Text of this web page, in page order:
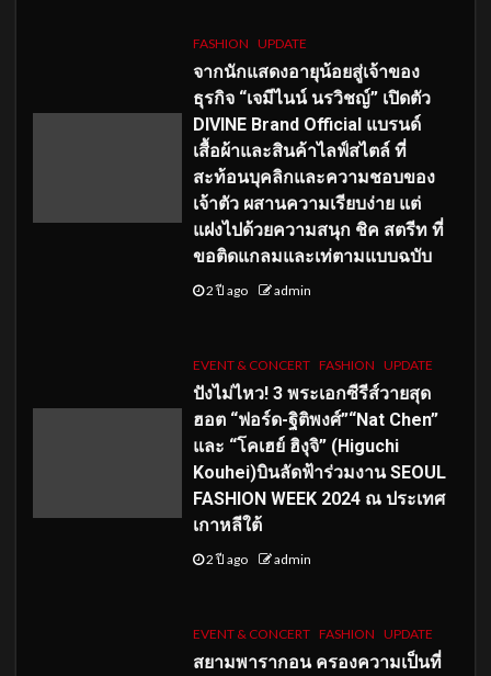
FASHION UPDATE
จากนักแสดงอายุน้อยสู่เจ้าของ
ธุรกิจ “เจมีไนน์ นรวิชญ์” เปิดตัว
DIVINE Brand Official แบรนด์
เสื้อผ้าและสินค้าไลฟ์สไตล์ ที่
สะท้อนบุคลิกและความชอบของ
เจ้าตัว ผสานความเรียบง่าย แต่
แฝงไปด้วยความสนุก ชิค สตรีท ที่
ขอติดแกลมและเท่ตามแบบฉบับ
2 ปี ago admin
EVENT & CONCERT FASHION UPDATE
ปังไม่ไหว! 3 พระเอกซีรีส์วายสุด
ฮอต “ฟอร์ด-ฐิติพงศ์”“Nat Chen”
และ “โคเฮย์ ฮิงุจิ” (Higuchi
Kouhei)บินลัดฟ้าร่วมงาน SEOUL
FASHION WEEK 2024 ณ ประเทศ
เกาหลีใต้
2 ปี ago admin
EVENT & CONCERT FASHION UPDATE
สยามพารากอน ครองความเป็นที่